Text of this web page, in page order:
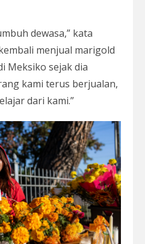
dewasa,” kata
menjual marigold
Meksiko sejak dia
kami terus berjualan,
dari kami.”